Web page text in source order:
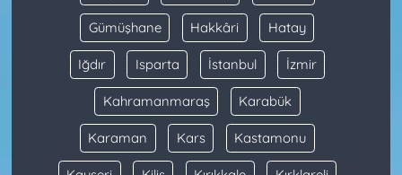
Gümüşhane Hakkâri Hatay
Iğdır Isparta İstanbul İzmir
Kahramanmaraş Karabük
Karaman Kars Kastamonu